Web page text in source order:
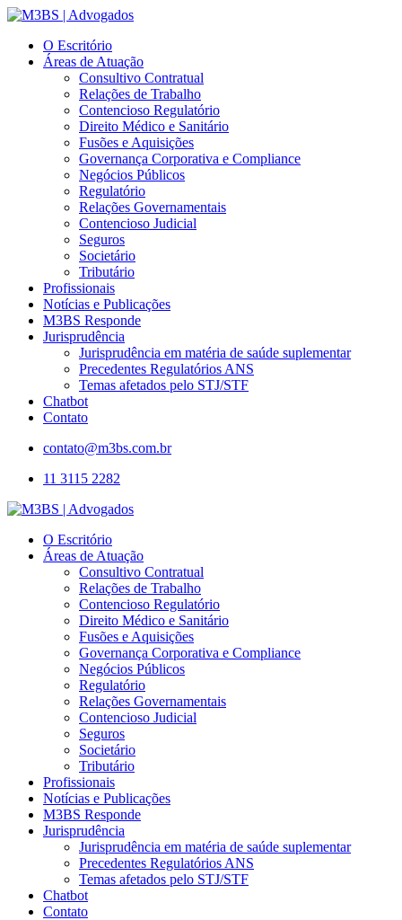
O Escritório
Áreas de Atuação
Consultivo Contratual
Relações de Trabalho
Contencioso Regulatório
Direito Médico e Sanitário
Fusões e Aquisições
Governança Corporativa e Compliance
Negócios Públicos
Regulatório
Relações Governamentais
Contencioso Judicial
Seguros
Societário
Tributário
Profissionais
Notícias e Publicações
M3BS Responde
Jurisprudência
Jurisprudência em matéria de saúde suplementar
Precedentes Regulatórios ANS
Temas afetados pelo STJ/STF
Chatbot
Contato
contato@m3bs.com.br
11 3115 2282
O Escritório
Áreas de Atuação
Consultivo Contratual
Relações de Trabalho
Contencioso Regulatório
Direito Médico e Sanitário
Fusões e Aquisições
Governança Corporativa e Compliance
Negócios Públicos
Regulatório
Relações Governamentais
Contencioso Judicial
Seguros
Societário
Tributário
Profissionais
Notícias e Publicações
M3BS Responde
Jurisprudência
Jurisprudência em matéria de saúde suplementar
Precedentes Regulatórios ANS
Temas afetados pelo STJ/STF
Chatbot
Contato